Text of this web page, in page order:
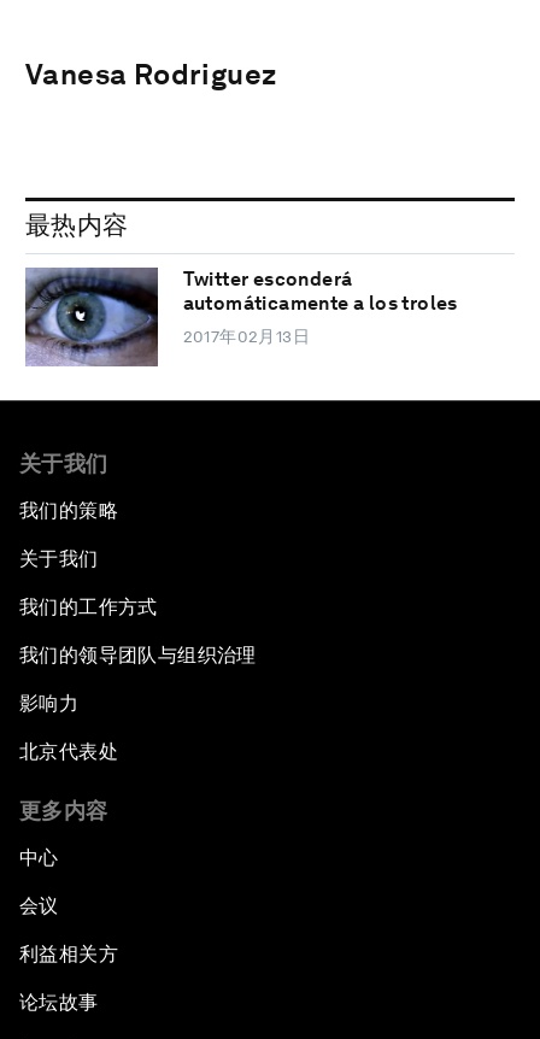
Vanesa Rodriguez
最热内容
Twitter esconderá
automáticamente a los troles
2017年02月13日
关于我们
我们的策略
关于我们
我们的工作方式
我们的领导团队与组织治理
影响力
北京代表处
更多内容
中心
会议
利益相关方
论坛故事